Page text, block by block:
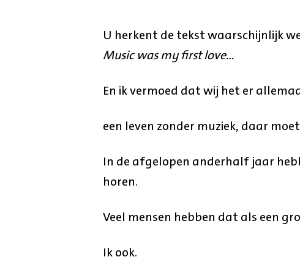
U herkent de tekst waarschijnlijk
Music was my first love…
En ik vermoed dat wij het er
een leven zonder muziek, daar
In de afgelopen anderhalf jaar
horen.
Veel mensen hebben dat als een
Ik ook.